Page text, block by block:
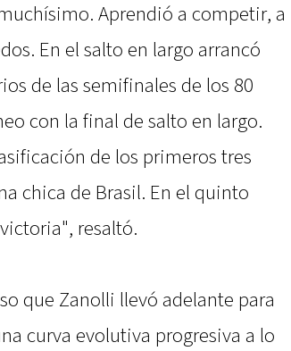
Aprendió a competir, a
En el salto en largo arrancó
de las semifinales de los 80
con la final de salto en largo.
de los primeros tres
chica de Brasil. En el quinto
resaltó.
que Zanolli llevó adelante para
curva evolutiva progresiva a lo